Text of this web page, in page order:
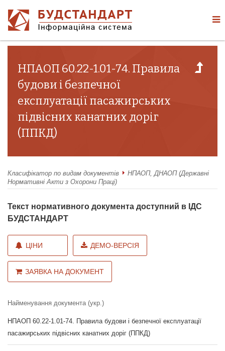
НПАОП 60.22-1.01-74. Правила
будови і безпечної
експлуатації пасажирських
підвісних канатних доріг
(ППКД)
Класифікатор по видам документів
НПАОП, ДНАОП (Державні
Нормативні Акти з Охорони Праці)
Текст нормативного документа доступний в ІДС
БУДСТАНДАРТ
ЦІНИ ДЕМО-ВЕРСІЯ
ЗАЯВКА НА ДОКУМЕНТ
Найменування документа (укр.)
НПАОП 60.22-1.01-74. Правила будови і безпечної експлуатації
пасажирських підвісних канатних доріг (ППКД)